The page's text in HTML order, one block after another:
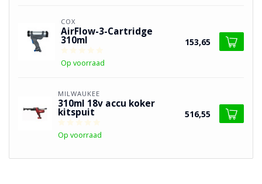
COX
AirFlow-3-Cartridge
310ml
Op voorraad
153,65
MILWAUKEE
310ml 18v accu koker
kitspuit
Op voorraad
516,55